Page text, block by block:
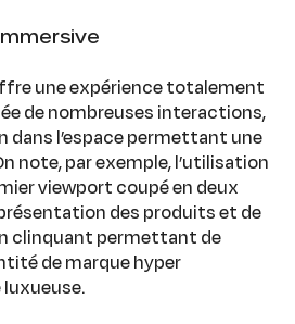
une expérience totalement
de nombreuses interactions,
dans l’espace permettant une
note, par exemple, l’utilisation
viewport coupé en deux
des produits et de
clinquant permettant de
de marque hyper